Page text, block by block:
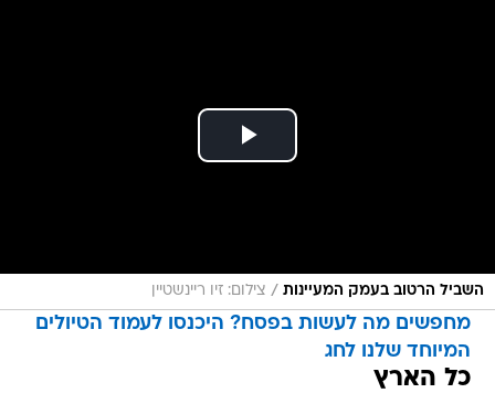
השביל הרטוב בעמק המעיינות / צילום: זיו ריינשטיין
מחפשים מה לעשות בפסח? היכנסו לעמוד הטיולים
המיוחד שלנו לחג
כל הארץ